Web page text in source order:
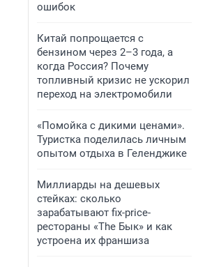
ошибок
Китай попрощается с
бензином через 2–3 года, а
когда Россия? Почему
топливный кризис не ускорил
переход на электромобили
«Помойка с дикими ценами».
Туристка поделилась личным
опытом отдыха в Геленджике
Миллиарды на дешевых
стейках: сколько
зарабатывают fix-price-
рестораны «The Бык» и как
устроена их франшиза